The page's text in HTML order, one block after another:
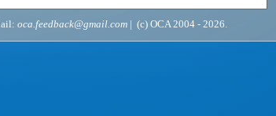
oca.feedback@gmail.com | (c) OCA 2004 - 2026.